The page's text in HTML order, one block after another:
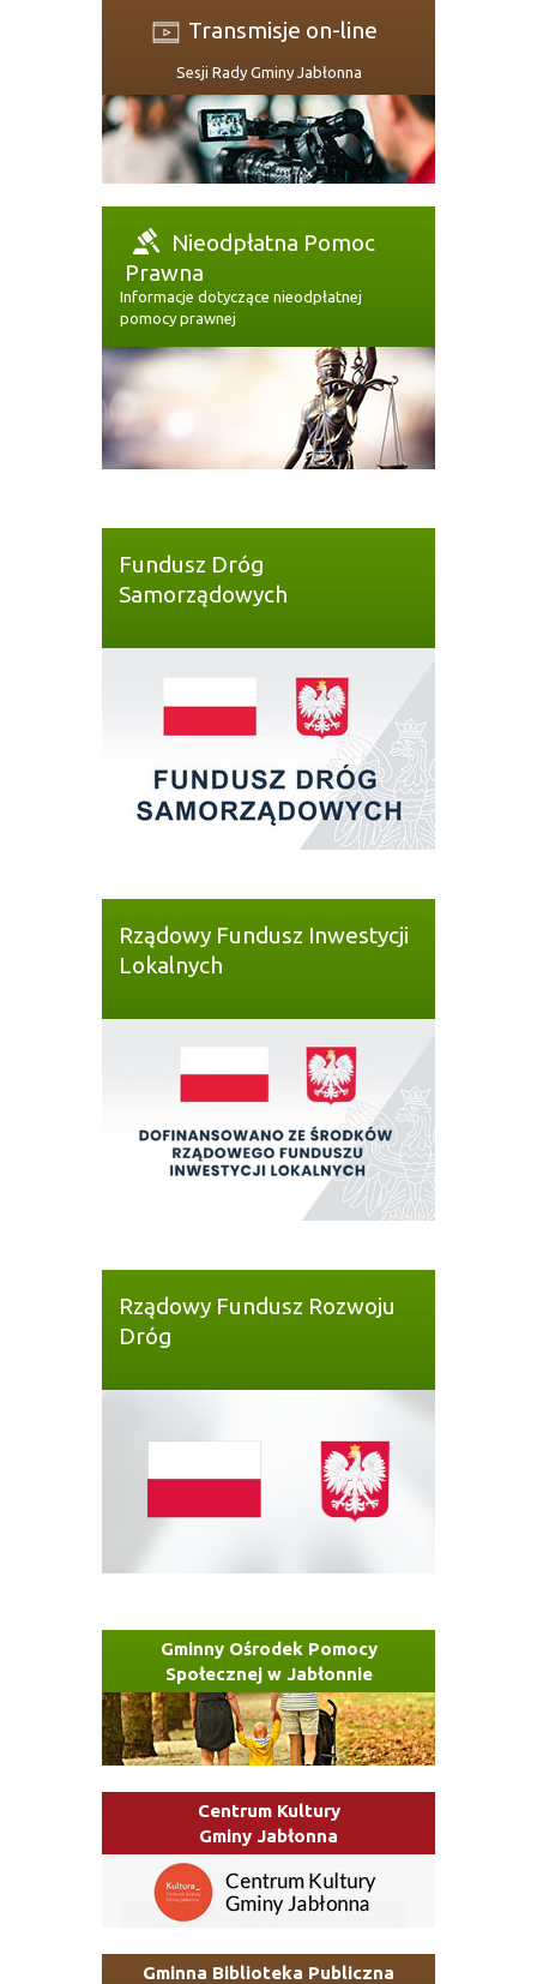
Transmisje on-line
Sesji Rady Gminy Jabłonna
Nieodpłatna Pomoc
Prawna
Informacje dotyczące nieodpłatnej
pomocy prawnej
Fundusz Dróg
Samorządowych
Rządowy Fundusz Inwestycji
Lokalnych
Rządowy Fundusz Rozwoju
Dróg
Gminny Ośrodek Pomocy
Społecznej w Jabłonnie
Centrum Kultury
Gminy Jabłonna
Gminna Biblioteka Publiczna